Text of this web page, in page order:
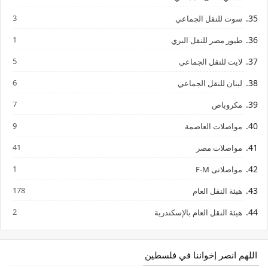
سوت للنقل الجماعي 3
طيور مصر للنقل البري 1
لايت للنقل الجماعي 5
لبنان للنقل الجماعي 6
مكروباص 7
مواصلات العاصمة 9
مواصلات مصر 41
مواصلاتى F-M 1
هيئة النقل العام 178
هيئة النقل العام بالإسكندرية 2
اللهم انصر إخواننا في فلسطين